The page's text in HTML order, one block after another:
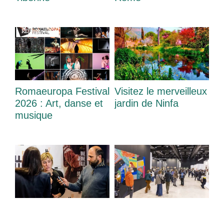
Romaeuropa Festival
2026 : Art, danse et
musique
Visitez le merveilleux
jardin de Ninfa